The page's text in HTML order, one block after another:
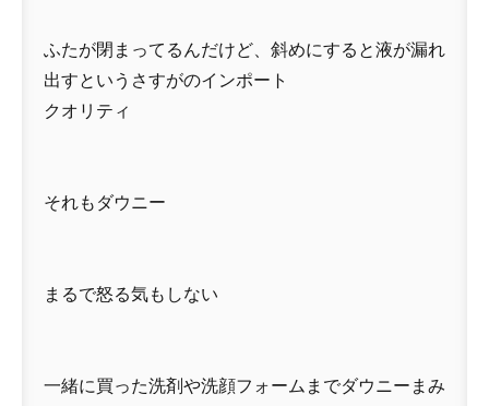
ふたが閉まってるんだけど、斜めにすると液が漏れ
出すというさすがのインポート
クオリティ
それもダウニー
まるで怒る気もしない
一緒に買った洗剤や洗顔フォームまでダウニーまみ